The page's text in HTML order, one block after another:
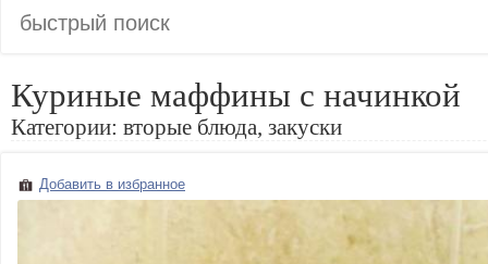
Куриные маффины с начинкой
Категории: вторые блюда, закуски
Добавить в избранное